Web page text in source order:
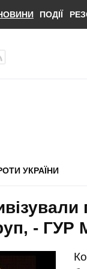
ПОДІЇ
УКРАЇНИ
- ГУР